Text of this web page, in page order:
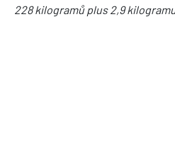
228 kilogramů plus 2,9